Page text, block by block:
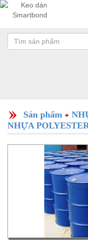
Sản phẩm
NHỰA